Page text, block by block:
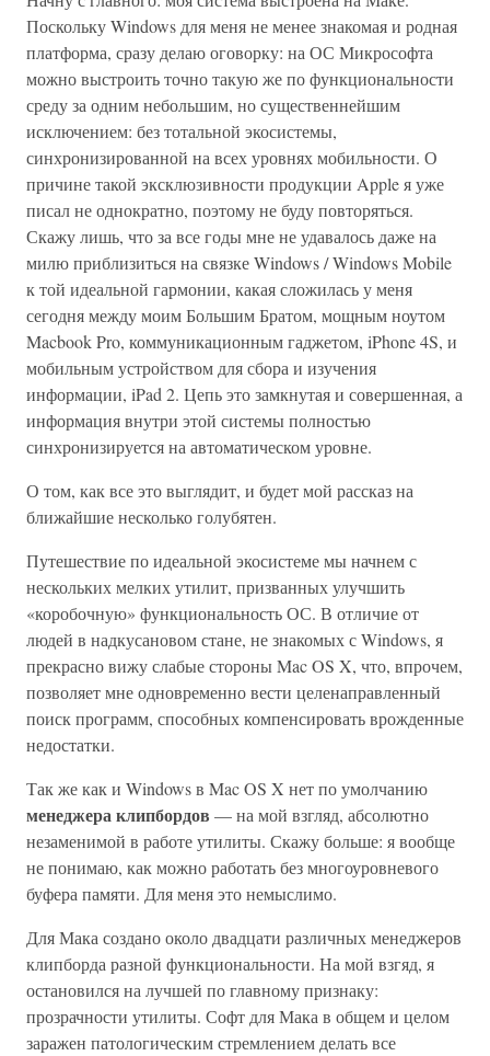
Поскольку Windows для меня не менее знакомая и родная
платформа, сразу делаю оговорку: на ОС Микрософта
можно выстроить точно такую же по функциональности
среду за одним небольшим, но существеннейшим
исключением: без тотальной экосистемы,
синхронизированной на всех уровнях мобильности. О
причине такой эксклюзивности продукции Apple я уже
писал не однократно, поэтому не буду повторяться.
Скажу лишь, что за все годы мне не удавалось даже на
милю приблизиться на связке Windows / Windows Mobile
к той идеальной гармонии, какая сложилась у меня
сегодня между моим Большим Братом, мощным ноутом
Macbook Pro, коммуникационным гаджетом, iPhone 4S, и
мобильным устройством для сбора и изучения
информации, iPad 2. Цепь это замкнутая и совершенная, а
информация внутри этой системы полностью
синхронизируется на автоматическом уровне.
О том, как все это выглядит, и будет мой рассказ на
ближайшие несколько голубятен.
Путешествие по идеальной экосистеме мы начнем с
нескольких мелких утилит, призванных улучшить
«коробочную» функциональность ОС. В отличие от
людей в надкусановом стане, не знакомых с Windows, я
прекрасно вижу слабые стороны Mac OS X, что, впрочем,
позволяет мне одновременно вести целенаправленный
поиск программ, способных компенсировать врожденные
недостатки.
Так же как и Windows в Mac OS X нет по умолчанию
менеджера клипбордов — на мой взгляд, абсолютно
незаменимой в работе утилиты. Скажу больше: я вообще
не понимаю, как можно работать без многоуровневого
буфера памяти. Для меня это немыслимо.
Для Мака создано около двадцати различных менеджеров
клипборда разной функциональности. На мой взгяд, я
остановился на лучшей по главному признаку:
прозрачности утилиты. Софт для Мака в общем и целом
заражен патологическим стремлением делать все